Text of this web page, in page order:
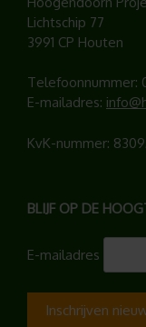
Lichtschip 77
3991 CP Houten
Telefoonnummer:
E-mailadres:
KvK-nummer:
BLIJF OP DE
E-mailadres